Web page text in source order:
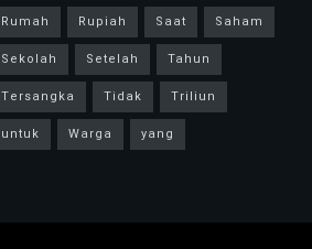
Rumah
Rupiah Saat
Saham
Sekolah
Setelah
Tahun
Tersangka
Tidak
Triliun
untuk
Warga yang